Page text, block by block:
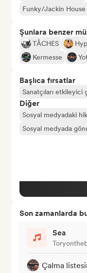
Funky/Jackin House
Şunlara benzer
TÂCHES
Kermesse
Başlıca fırsatlar
Sanatçıları
Diğer
Sosyal medyadaki
Sosyal medyada
Son zamanlarda
Sea
Çalma